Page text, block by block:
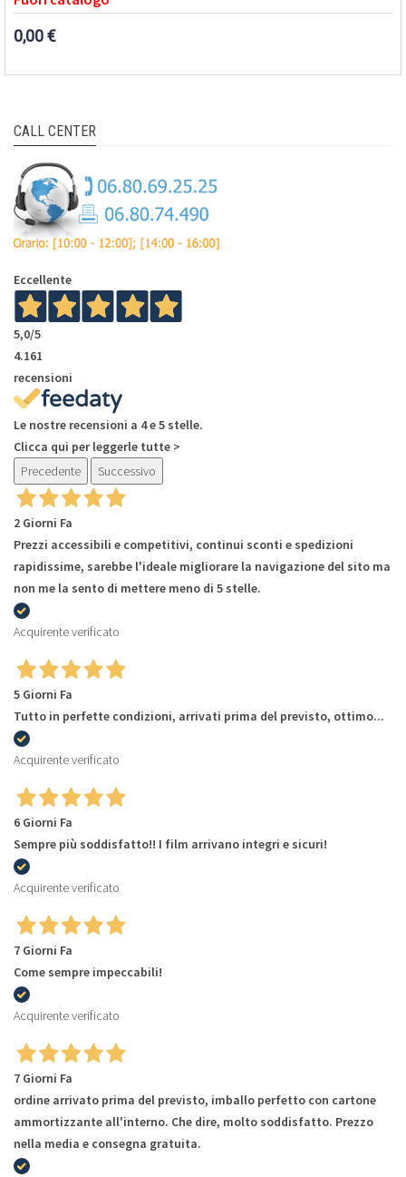
0,00 €
CALL CENTER
Eccellente
5,0/5
4.161
recensioni
Le nostre recensioni a 4 e 5 stelle.
Clicca qui per leggerle tutte >
Precedente
Successivo
2 Giorni Fa
Prezzi accessibili e competitivi, continui sconti e spedizioni
rapidissime, sarebbe l'ideale migliorare la navigazione del sito ma
non me la sento di mettere meno di 5 stelle.
Acquirente verificato
5 Giorni Fa
Tutto in perfette condizioni, arrivati prima del previsto, ottimo...
Acquirente verificato
6 Giorni Fa
Sempre più soddisfatto!! I film arrivano integri e sicuri!
Acquirente verificato
7 Giorni Fa
Come sempre impeccabili!
Acquirente verificato
7 Giorni Fa
ordine arrivato prima del previsto, imballo perfetto con cartone
ammortizzante all'interno. Che dire, molto soddisfatto. Prezzo
nella media e consegna gratuita.